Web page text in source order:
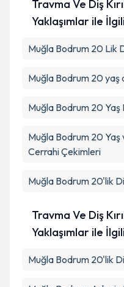
Travma Ve Diş
Yaklaşımlar ile
Muğla Bodrum 20 Lik
Muğla Bodrum 20 yaş
Muğla Bodrum 20 Yaş
Muğla Bodrum 20
Cerrahi Çekimleri
Muğla Bodrum 20'lik
Travma Ve Diş
Yaklaşımlar ile
Muğla Bodrum 20'lik